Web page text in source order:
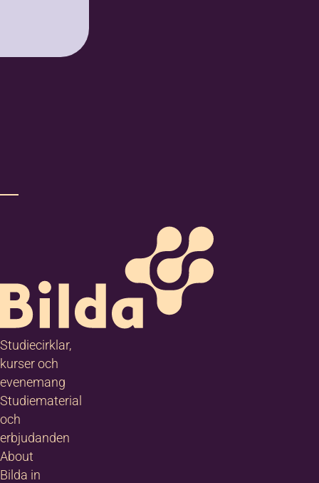
Studiecirklar,
kurser och
evenemang
Studiematerial
och
erbjudanden
About
Bilda in